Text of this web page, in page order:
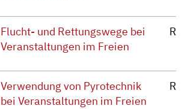
Flucht- und Rettungswege bei
Veranstaltungen im Freien
Verwendung von Pyrotechnik
bei Veranstaltungen im Freien